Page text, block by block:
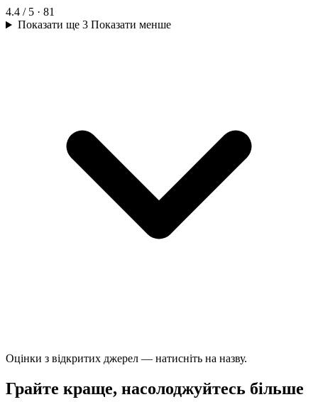
4.4 / 5 · 81
Показати ще 3 Показати менше
Оцінки з відкритих джерел — натисніть на назву.
Грайте краще, насолоджуйтесь більше